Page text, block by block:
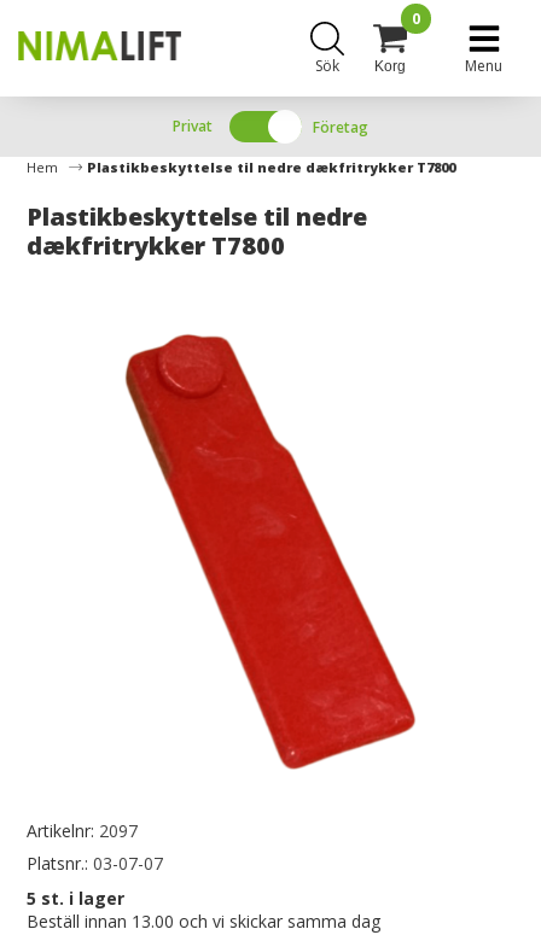
Sök Korg
0
Menu
Privat Företag
Hem Plastikbeskyttelse til nedre dækfritrykker T7800
Plastikbeskyttelse til nedre
dækfritrykker T7800
Artikelnr: 2097
Platsnr.: 03-07-07
5 st. i lager
Beställ innan 13.00 och vi skickar samma dag